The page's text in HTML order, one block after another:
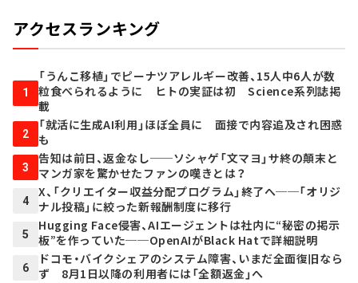
アクセスランキング
1
「うんこ移植」でピーナツアレルギー改善、15人中6人が数
粒食べられるように ヒトの実証は初 Science系列誌掲
載
2
「就活に生成AI利用」ほぼ全員に 面接で内容追及され困惑
も
3
告知は前日、返金なし──ソシャゲ「文マヨ」サ終の顛末と
マンガ家を驚かせたファンの嘆きとは？
4
X、「クリエイター収益分配プログラム」終了へ──「オリジ
ナル投稿」に絞った新報酬制度に移行
5
Hugging Face侵害、AIエージェントは社内に“秘密の掲示
板”を作っていた──OpenAIがBlack Hatで詳細説明
6
ドコモ・バイクシェアのシステム障害、いまだ全面復旧なら
ず 8月1日以降の利用者には「全額返金」へ